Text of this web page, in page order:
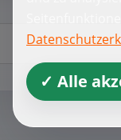
✓ Alle